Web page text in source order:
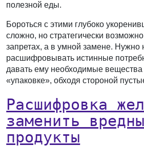
полезной еды.
Бороться с этими глубоко
сложно, но стратегически
запретах, а в умной замене. Нужно
расшифровывать истинные
давать ему необходимые вещества
«упаковке», обходя стороной
Расшифровка
заменить
продукты